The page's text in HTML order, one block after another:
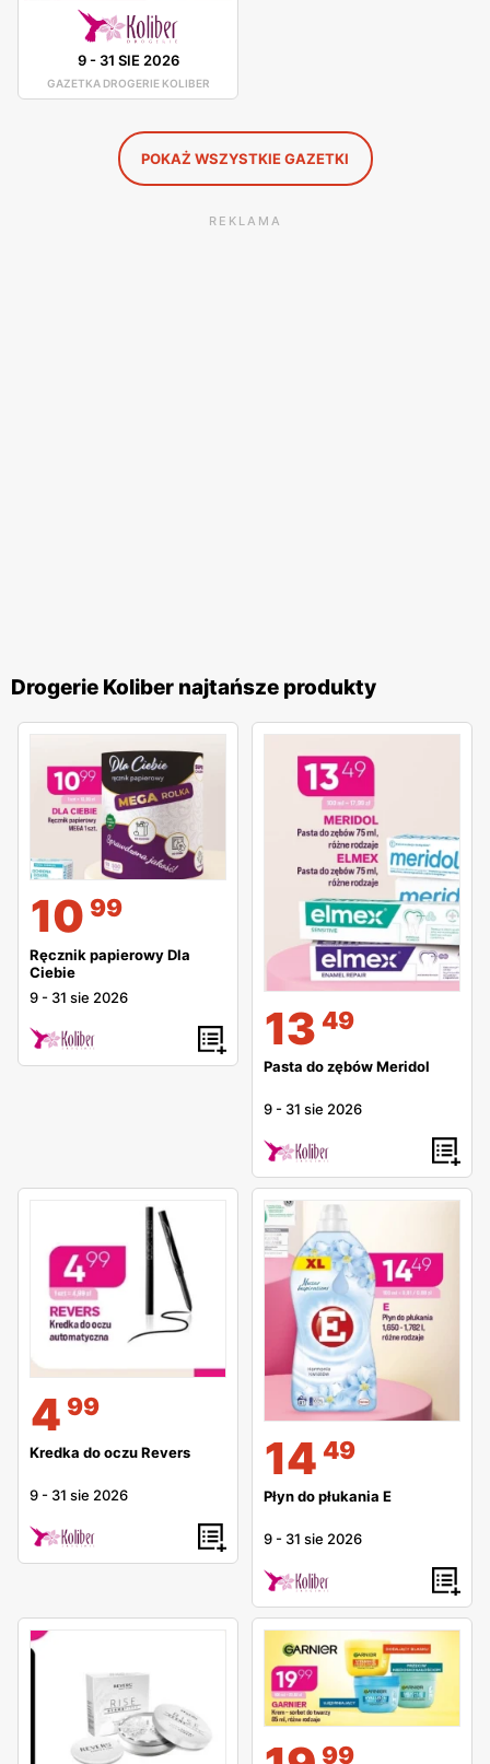
konsumentów. W sklepach dostępne różne promocje i
produkty w okazyjnych cenach przy kasach. Drogerie
Koliber zapewnia miłą obsługę oraz najlepszą jakość
produktów dla swoich klientów.
9- 31 SIE 2026
GAZETKA DROGERIE KOLIBER
POKAŻ WSZYSTKIE GAZETKI
REKLAMA
Drogerie Koliber najtańsze produkty
10 99
Ręcznik papierowy Dla
Ciebie
9 - 31 sie 2026
13 49
Pasta do zębów Meridol
9 - 31 sie 2026
4 99
Kredka do oczu Revers
9 - 31 sie 2026
14 49
Płyn do płukania E
9 - 31 sie 2026
99